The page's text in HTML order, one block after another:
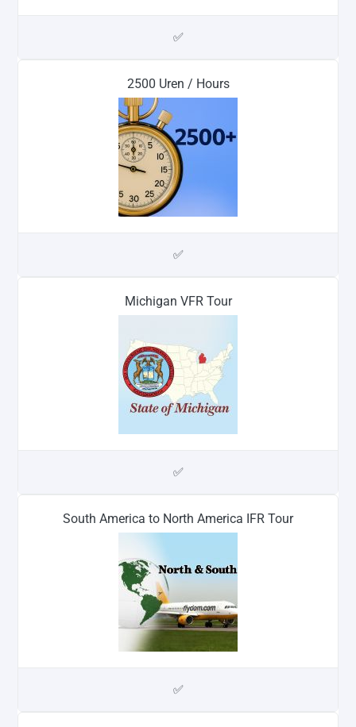
✅
2500 Uren / Hours
✅
Michigan VFR Tour
✅
South America to North America IFR Tour
✅